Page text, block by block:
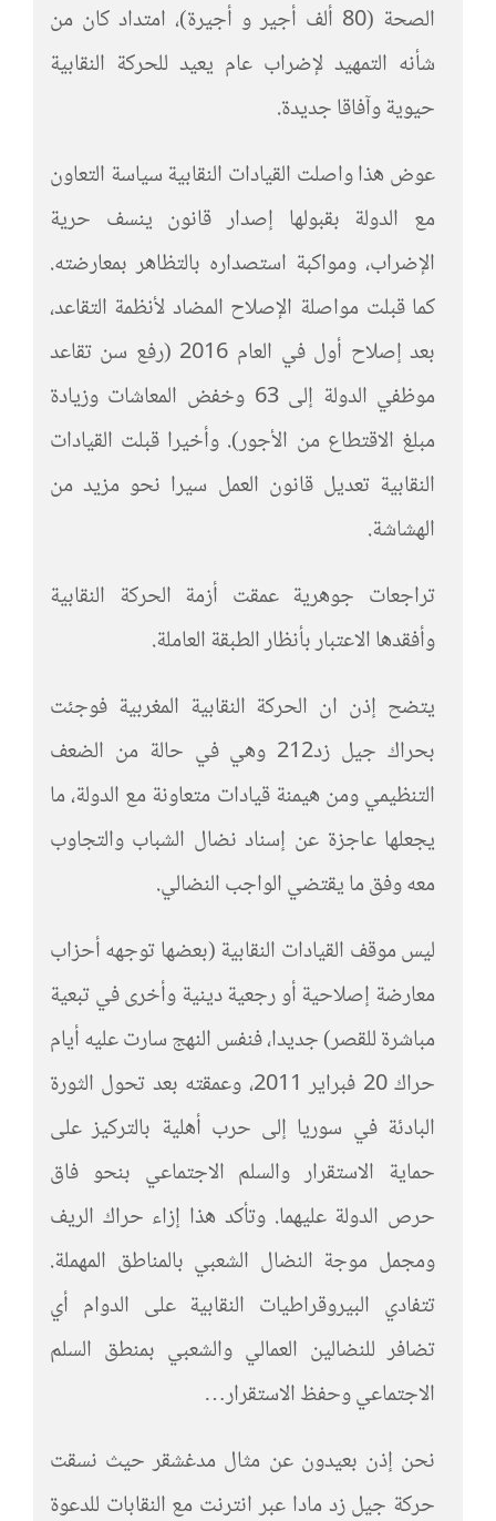
الصحة (80 ألف أجير و أجيرة)، امتداد كان من
شأنه التمهيد لإضراب عام يعيد للحركة النقابية
حيوية وآفاقا جديدة.
عوض هذا واصلت القيادات النقابية سياسة التعاون
مع الدولة بقبولها إصدار قانون ينسف حرية
الإضراب، ومواكبة استصداره بالتظاهر بمعارضته.
كما قبلت مواصلة الإصلاح المضاد لأنظمة التقاعد،
بعد إصلاح أول في العام 2016 (رفع سن تقاعد
موظفي الدولة إلى 63 وخفض المعاشات وزيادة
مبلغ الاقتطاع من الأجور). وأخيرا قبلت القيادات
النقابية تعديل قانون العمل سيرا نحو مزيد من
الهشاشة.
تراجعات جوهرية عمقت أزمة الحركة النقابية
وأفقدها الاعتبار بأنظار الطبقة العاملة.
يتضح إذن ان الحركة النقابية المغربية فوجئت
بحراك جيل زد212 وهي في حالة من الضعف
التنظيمي ومن هيمنة قيادات متعاونة مع الدولة، ما
يجعلها عاجزة عن إسناد نضال الشباب والتجاوب
معه وفق ما يقتضي الواجب النضالي.
ليس موقف القيادات النقابية (بعضها توجهه أحزاب
معارضة إصلاحية أو رجعية دينية وأخرى في تبعية
مباشرة للقصر) جديدا، فنفس النهج سارت عليه أيام
حراك 20 فبراير 2011، وعمقته بعد تحول الثورة
البادئة في سوريا إلى حرب أهلية بالتركيز على
حماية الاستقرار والسلم الاجتماعي بنحو فاق
حرص الدولة عليهما. وتأكد هذا إزاء حراك الريف
ومجمل موجة النضال الشعبي بالمناطق المهملة.
تتفادي البيروقراطيات النقابية على الدوام أي
تضافر للنضالين العمالي والشعبي بمنطق السلم
الاجتماعي وحفظ الاستقرار…
نحن إذن بعيدون عن مثال مدغشقر حيث نسقت
حركة جيل زد مادا عبر انترنت مع النقابات للدعوة